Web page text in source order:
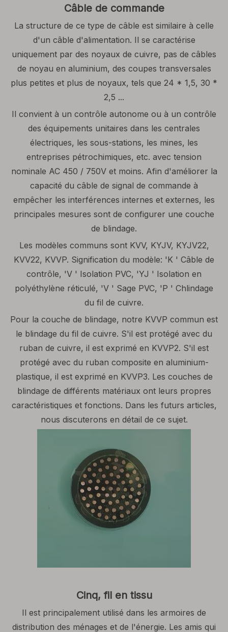
Câble de commande
La structure de ce type de câble est similaire à celle
d'un câble d'alimentation. Il se caractérise
uniquement par des noyaux de cuivre, pas de câbles
de noyau en aluminium, des coupes transversales
plus petites et plus de noyaux, tels que 24 * 1,5, 30 *
2,5 ...
Il convient à un contrôle autonome ou à un contrôle
des équipements unitaires dans les centrales
électriques, les sous-stations, les mines, les
entreprises pétrochimiques, etc. avec tension
nominale AC 450 / 750V et moins. Afin d'améliorer la
capacité du câble de signal de commande à
empêcher les interférences internes et externes, les
principales mesures sont de configurer une couche
de blindage.
Les modèles communs sont KVV, KYJV, KYJV22,
KVV22, KVVP. Signification du modèle: 'K ' Câble de
contrôle, 'V ' Isolation PVC, 'YJ ' Isolation en
polyéthylène réticulé, 'V ' Sage PVC, 'P ' Chlindage
du fil de cuivre.
Pour la couche de blindage, notre KVVP commun est
le blindage du fil de cuivre. S'il est protégé avec du
ruban de cuivre, il est exprimé en KVVP2. S'il est
protégé avec du ruban composite en aluminium-
plastique, il est exprimé en KVVP3. Les couches de
blindage de différents matériaux ont leurs propres
caractéristiques et fonctions. Dans les futurs articles,
nous discuterons en détail de ce sujet.
Cinq, fil en tissu
Il est principalement utilisé dans les armoires de
distribution des ménages et de l'énergie. Les amis qui